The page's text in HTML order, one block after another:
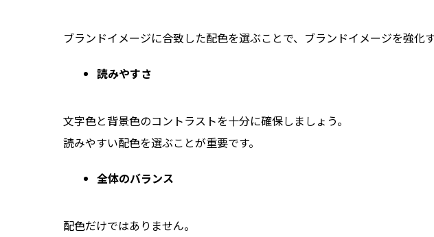
ブランドイメージに合致した配色を選ぶことで、ブランドイメージを強化
読みやすさ
文字色と背景色のコントラストを十分に確保しましょう。
読みやすい配色を選ぶことが重要です。
全体のバランス
配色だけではありません。